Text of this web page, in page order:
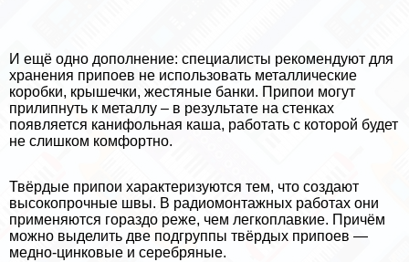
И ещё одно дополнение: специалисты рекомендуют для
хранения припоев не использовать металлические
коробки, крышечки, жестяные банки. Припои могут
прилипнуть к металлу – в результате на стенках
появляется канифольная каша, работать с которой будет
не слишком комфортно.
Твёрдые припои хаpaктеризуются тем, что создают
высокопрочные швы. В радиомонтажных работах они
применяются гораздо реже, чем легкоплавкие. Причём
можно выделить две подгруппы твёрдых припоев —
медно-цинковые и серебряные.